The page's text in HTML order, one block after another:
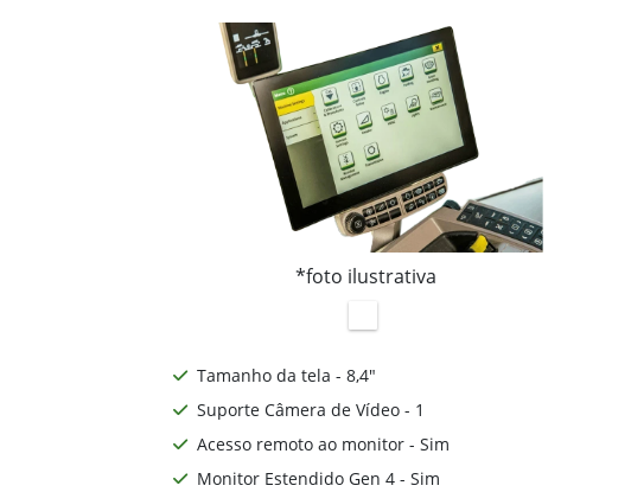
*foto ilustrativa
Tamanho da tela - 8,4"
Suporte Câmera de Vídeo - 1
Acesso remoto ao monitor - Sim
Monitor Estendido Gen 4 - Sim